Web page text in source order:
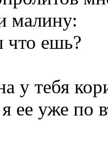
малину:
что ешь?
у тебя
ее уже по